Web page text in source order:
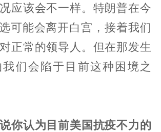
应该会不一样。特朗普在今
可能会离开白宫，接着我们
正常的领导人。但在那发生
们会陷于目前这种困境之
你认为目前美国抗疫不力的